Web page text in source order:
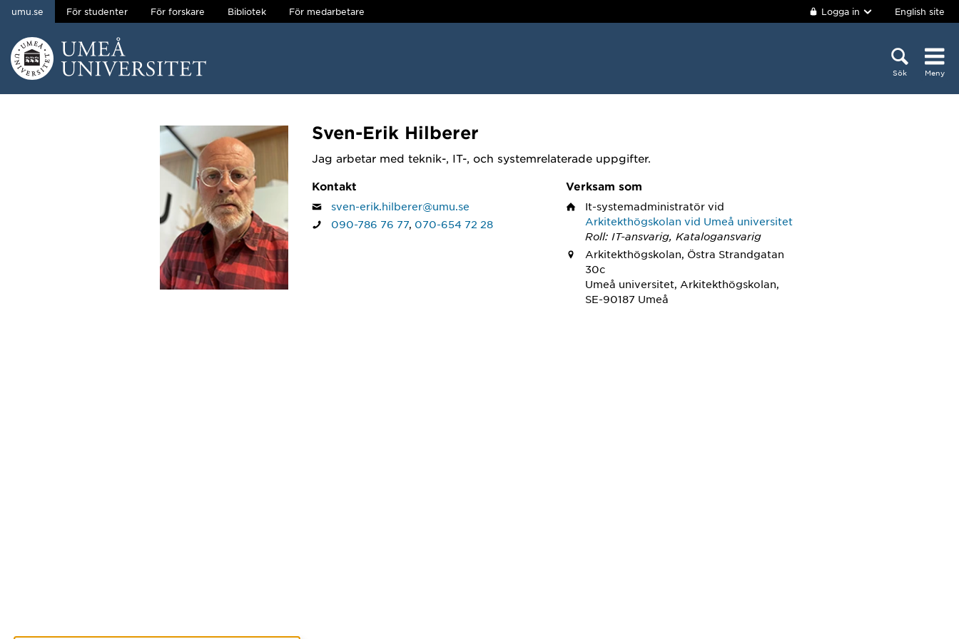
Hoppa direkt till innehållet
umu.se För studenter För forskare Bibliotek För medarbetare Logga in English site
Sök Meny
Sven-Erik Hilberer
Jag arbetar med teknik-, IT-, och systemrelaterade uppgifter.
Kontakt
sven-erik.hilberer@umu.se
090-786 76 77, 070-654 72 28
Verksam som
It-systemadministratör vid
Arkitekthögskolan vid Umeå universitet
Roll: IT-ansvarig, Katalogansvarig
Arkitekthögskolan, Östra Strandgatan
30c
Umeå universitet, Arkitekthögskolan,
SE-90187 Umeå